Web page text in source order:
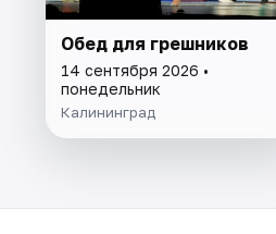
Обед для грешников
14 сентября 2026 •
понедельник
Калининград